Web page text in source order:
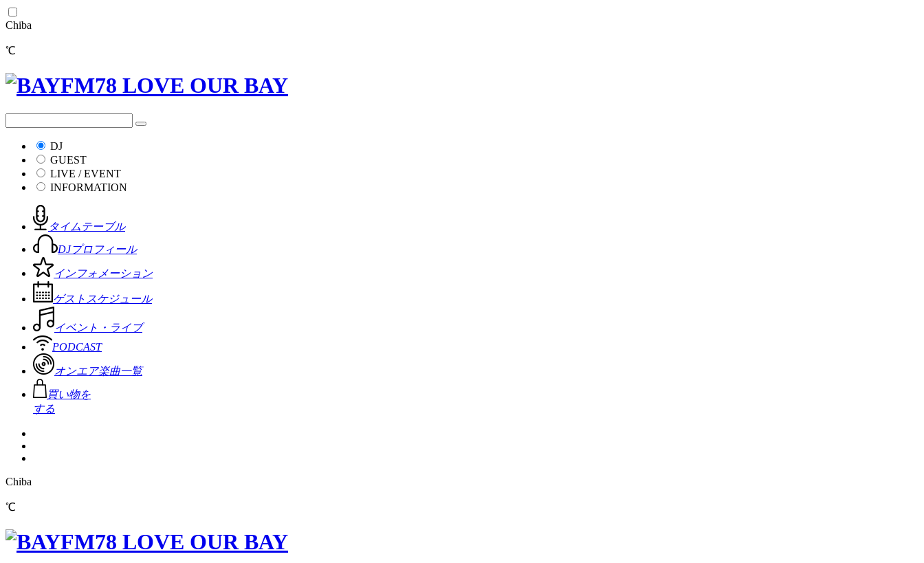
Chiba
℃
DJ
GUEST
LIVE / EVENT
INFORMATION
タイムテーブル
DJプロフィール
インフォメーション
ゲストスケジュール
イベント・ライブ
PODCAST
オンエア楽曲一覧
買い物を
する
Chiba
℃